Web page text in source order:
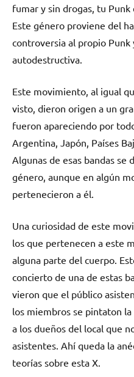
fumar y sin drogas, tu Punk
Este género proviene del
controversia al propio Punk
autodestructiva.
Este movimiento, al igual
visto, dieron origen a un
fueron apareciendo por
Argentina, Japón, Países
Algunas de esas bandas
género, aunque en algún
pertenecieron a él.
Una curiosidad de este
los que pertenecen a este
alguna parte del cuerpo.
concierto de una de estas
vieron que el público
los miembros se pintaton
a los dueños del local que
asistentes. Ahí queda la
teorías sobre esta X.